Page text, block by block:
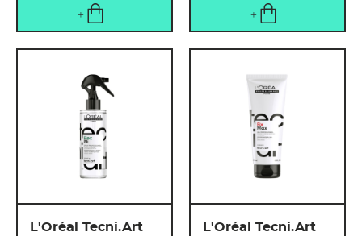
L'Oréal Tecni.Art
L'Oréal Tecni.Art